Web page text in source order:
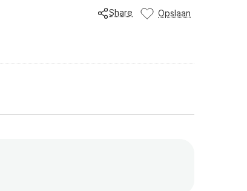
Share Opslaan